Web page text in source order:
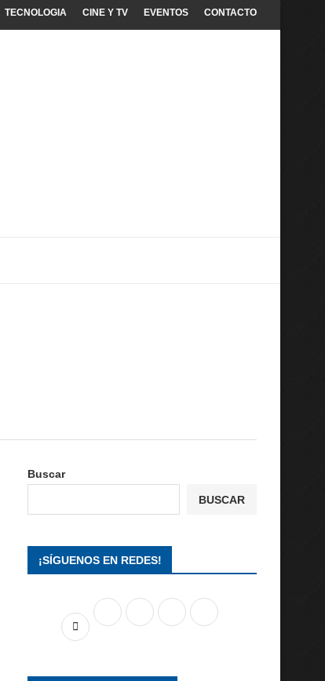
TECNOLOGIA CINE Y TV EVENTOS CONTACTO
Buscar
BUSCAR
¡SÍGUENOS EN REDES!